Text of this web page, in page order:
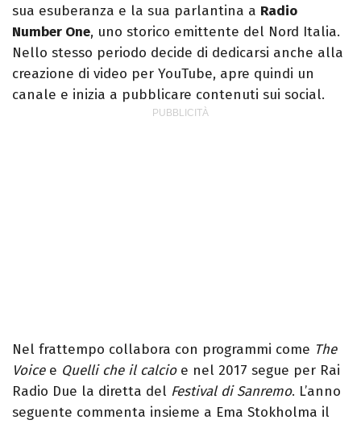
sua esuberanza e la sua parlantina a Radio
Number One, uno storico emittente del Nord Italia.
Nello stesso periodo decide di dedicarsi anche alla
creazione di video per YouTube, apre quindi un
canale e inizia a pubblicare contenuti sui social.
Nel frattempo collabora con programmi come The
Voicee Quelli che il calcioe nel 2017 segue per Rai
Radio Due la diretta del Festival di Sanremo. L’anno
seguente commenta insieme a Ema Stokholma il